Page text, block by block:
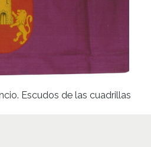
Escudos de las cuadrillas